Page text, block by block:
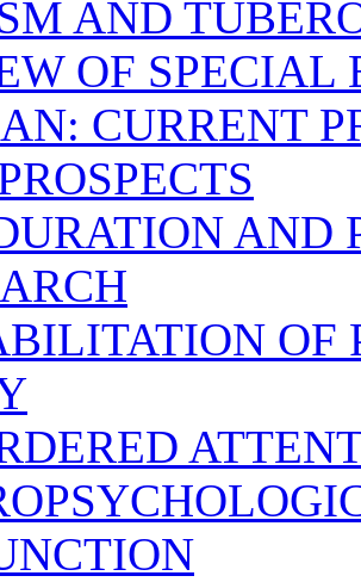
AND
OF SPECIAL
CURRENT
AND
OF